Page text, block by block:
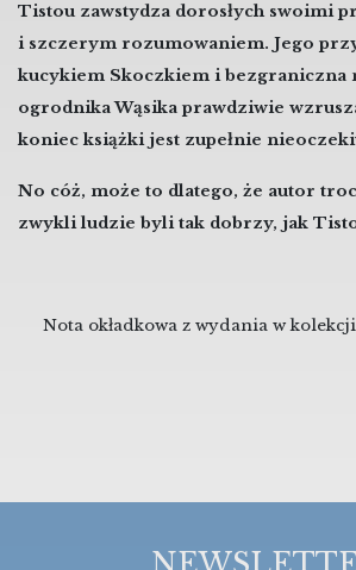
Tistou zawstydza dorosłych swoimi
i szczerym rozumowaniem. Jego
kucykiem Skoczkiem i bezgraniczna
ogrodnika Wąsika prawdziwie
koniec książki jest zupełnie
No cóż, może to dlatego, że autor
zwykli ludzie byli tak dobrzy, jak
Nota okładkowa z wydania w kolekcji